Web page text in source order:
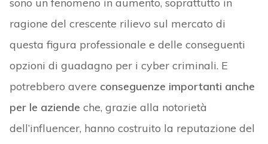
ragione del crescente rilievo sul mercato di
questa figura professionale e delle conseguenti
opzioni di guadagno per i cyber criminali. E
potrebbero avere conseguenze importanti anche
per le aziende che, grazie alla notorietà
dell’influencer, hanno costruito la reputazione del